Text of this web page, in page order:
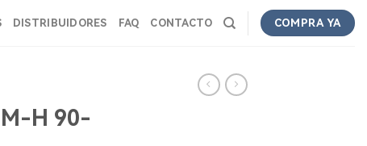
DISTRIBUIDORES FAQ CONTACTO COMPRA YA
M-H 90-